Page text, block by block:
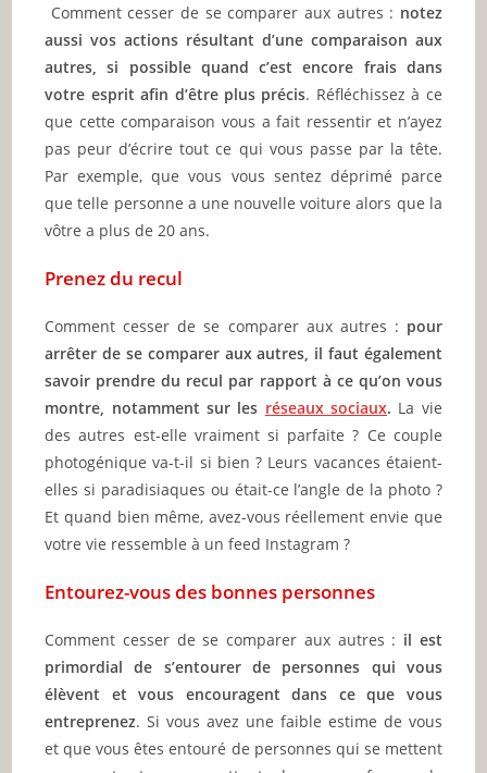
Comment cesser de se comparer aux autres : notez
aussi vos actions résultant d’une comparaison aux
autres, si possible quand c’est encore frais dans
votre esprit afin d’être plus précis. Réfléchissez à ce
que cette comparaison vous a fait ressentir et n’ayez
pas peur d’écrire tout ce qui vous passe par la tête.
Par exemple, que vous vous sentez déprimé parce
que telle personne a une nouvelle voiture alors que la
vôtre a plus de 20 ans.
Prenez du recul
Comment cesser de se comparer aux autres : pour
arrêter de se comparer aux autres, il faut également
savoir prendre du recul par rapport à ce qu’on vous
montre, notamment sur les réseaux sociaux. La vie
des autres est-elle vraiment si parfaite ? Ce couple
photogénique va-t-il si bien ? Leurs vacances étaient-
elles si paradisiaques ou était-ce l’angle de la photo ?
Et quand bien même, avez-vous réellement envie que
votre vie ressemble à un feed Instagram ?
Entourez-vous des bonnes personnes
Comment cesser de se comparer aux autres : il est
primordial de s’entourer de personnes qui vous
élèvent et vous encouragent dans ce que vous
entreprenez. Si vous avez une faible estime de vous
et que vous êtes entouré de personnes qui se mettent